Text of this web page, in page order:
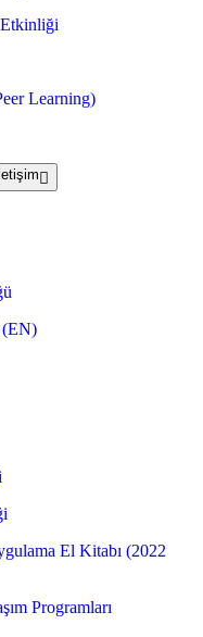
Etkinliği
Learning)
İletişim
(EN)
El Kitabı (2022
Programları